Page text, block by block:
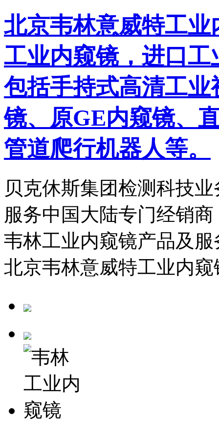
北京韦林意威特工
工业内窥镜，进口
包括手持式高清工
镜、原GE内窥镜、
管道爬行机器人等。
贝克休斯集团检测科技
服务中国大陆专门经销商
韦林工业内窥镜产品及
北京韦林意威特工业内